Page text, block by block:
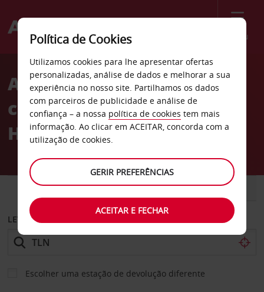
Menu
Welcome
AvisAluguer de
carros Aeroporto de
Hyères
CARRO COMERCIAIS
LEVANTAR EM
Escolher uma estação de devolução diferente
Política de Cookies
Utilizamos cookies para lhe apresentar ofertas
personalizadas, análise de dados e melhorar a sua
experiência no nosso site. Partilhamos os dados
com parceiros de publicidade e análise de
confiança – a nossa política de cookies tem mais
informação. Ao clicar em ACEITAR, concorda com a
utilização de cookies.
GERIR PREFERÊNCIAS
ACEITAR E FECHAR